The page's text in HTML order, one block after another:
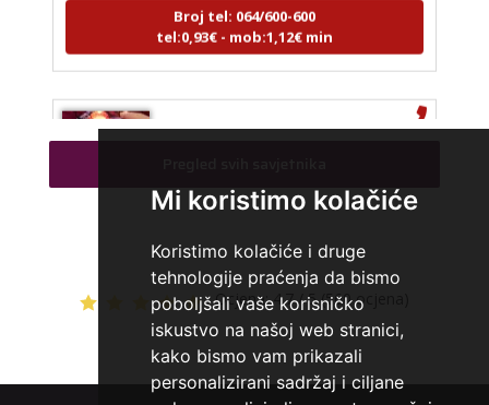
Mi koristimo kolačiće
Koristimo kolačiće i druge
tehnologije praćenja da bismo
poboljšali vaše korisničko
iskustvo na našoj web stranici,
kako bismo vam prikazali
personalizirani sadržaj i ciljane
Broj tel: 064/600-600
tel:0,93€ - mob:1,12€ min
sudbinske karte, anđeoske poruke
Broj tel: 064/600-600
tel:0,93€ - mob:1,12€ min
VESNA
/ Kod 05
Ocjena: 4.7 / 5 (560 ocjena)